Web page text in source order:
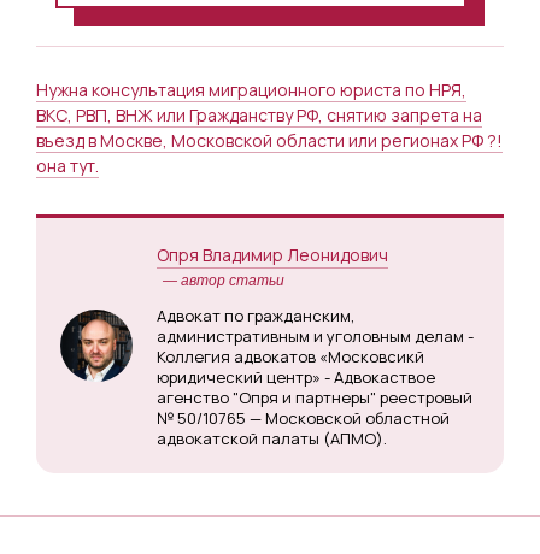
Нужна консультация миграционного юриста по НРЯ,
ВКС, РВП, ВНЖ или Гражданству РФ, снятию запрета на
въезд в Москве, Московской области или регионах РФ ?!
она тут.
Опря Владимир Леонидович
— автор статьи
Адвокат по гражданским,
административным и уголовным делам -
Коллегия адвокатов «Московсикй
юридический центр» - Адвокаствое
агенство "Опря и партнеры" реестровый
№ 50/10765 — Московской областной
адвокатской палаты (АПМО).